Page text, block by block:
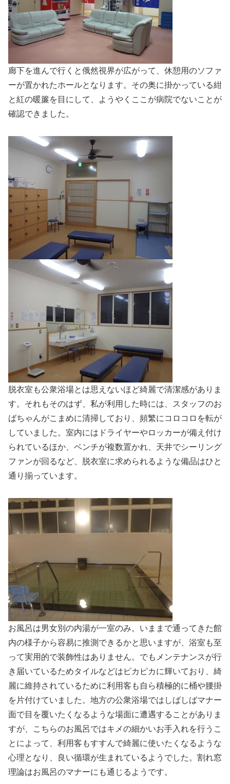
廊下を進んで行くと俄然視界が広がって、休憩用のソファ
ーが置かれたホールとなります。その奥に掛かっている紺
と紅の暖簾を目にして、ようやくここが病院でないことが
確認できました。
脱衣室も公衆浴場とは思えないほど綺麗で清潔感がありま
す。それもそのはず、私が利用した時には、スタッフのお
ばちゃんがこまめに清掃しており、頻繁にコロコロを転が
していました。室内にはドライヤーやロッカーが備え付け
られているほか、ベンチが複数置かれ、天井でシーリング
ファンが回るなど、脱衣室に求められるような備品はひと
通り揃っています。
お風呂は男女別の内湯が一室のみ。いままで通ってきた館
内の様子から容易に推測できるかと思いますが、浴室も至
って実用的で装飾性はありません。でもメンテナンスが行
き届いているためタイルなどはピカピカに輝いており、綺
麗に維持されているために利用客も自ら積極的に桶や腰掛
を片付けていました。地方の公衆浴場ではしばしばマナー
面で目を覆いたくなるような場面に遭遇することがありま
すが、こちらのお風呂ではキメの細かいお手入れを行うこ
とによって、利用客もすすんで綺麗に使いたくなるような
心理となり、良い循環が生まれているようでした。割れ窓
理論はお風呂のマナーにも通じるようです。